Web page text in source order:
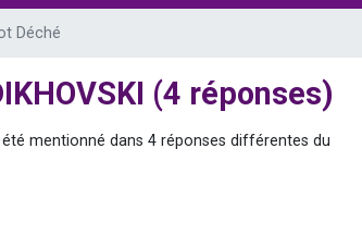
Déché
(4 réponses)
été mentionné dans 4 réponses différentes du